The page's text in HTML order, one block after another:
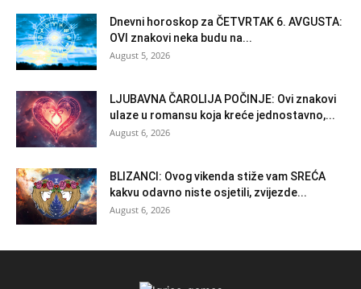
Dnevni horoskop za ČETVRTAK 6. AVGUSTA:
OVI znakovi neka budu na...
August 5, 2026
LJUBAVNA ČAROLIJA POČINJE: Ovi znakovi
ulaze u romansu koja kreće jednostavno,...
August 6, 2026
BLIZANCI: Ovog vikenda stiže vam SREĆA
kakvu odavno niste osjetili, zvijezde...
August 6, 2026